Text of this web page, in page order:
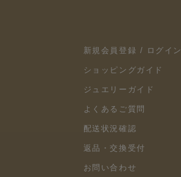
新規会員登録 / ログイン
ショッピングガイド
ジュエリーガイド
よくあるご質問
配送状況確認
返品・交換受付
お問い合わせ